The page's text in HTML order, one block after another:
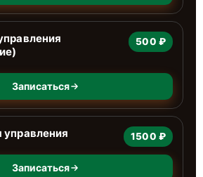
500 ₽
Записаться
1500 ₽
Записаться